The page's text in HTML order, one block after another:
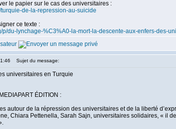
le papier sur le cas des universitaires :
turquie-de-la-repression-au-suicide
ce texte :
p/du-lynchage-%C3%A0-la-mort-la-descente-aux-enfers-des-
Sujet du message:
universitaires en Turquie
ÉDITION :
autour de la répression des universitaires et de la liberté
Chiara Pettenella, Sarah Sajn, universitaires solidaires, « il